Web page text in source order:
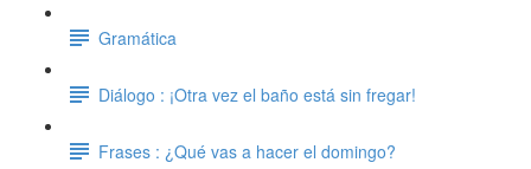
Gramática
Diálogo : ¡Otra vez el baño está sin fregar!
Frases : ¿Qué vas a hacer el domingo?